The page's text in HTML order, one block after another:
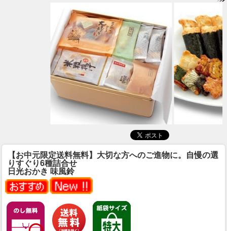
【お中元限定送料無料】大切な方へのご進物に。自慢の選
りすぐり6種詰合せ
日光おかき 味風鈴